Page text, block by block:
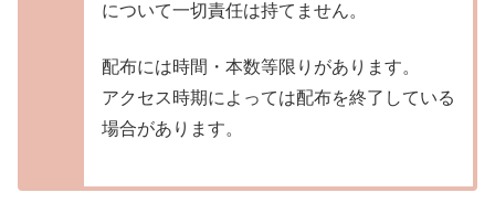
について一切責任は持てません。
配布には時間・本数等限りがあります。
アクセス時期によっては配布を終了している
場合があります。